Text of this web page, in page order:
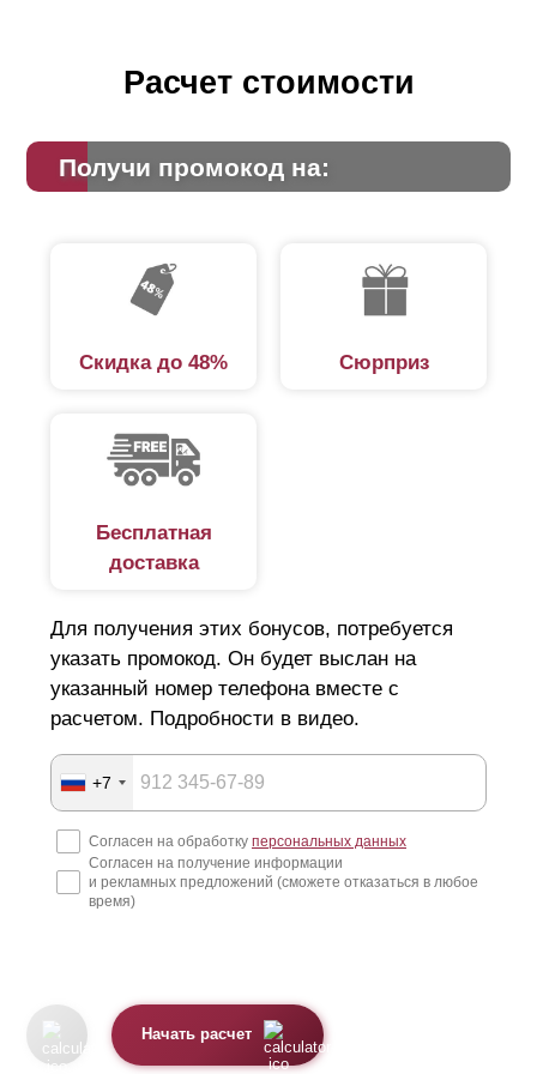
Расчет стоимости
Получи промокод на:
Скидка до 48% Сюрприз
Бесплатная
доставка
Для получения этих бонусов, потребуется
указать промокод. Он будет выслан на
указанный номер телефона вместе с
расчетом. Подробности в видео.
+7
Согласен на обработку персональных данных
Согласен на получение информации
и рекламных предложений (сможете отказаться в любое
время)
Начать расчет